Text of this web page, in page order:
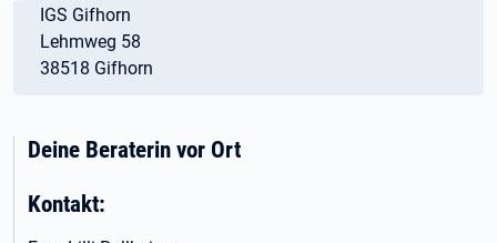
IGS Gifhorn
Lehmweg 58
38518 Gifhorn
Deine Beraterin vor Ort
Kontakt: